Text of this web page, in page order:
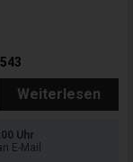
Weiterlesen
Uhr
E-Mail